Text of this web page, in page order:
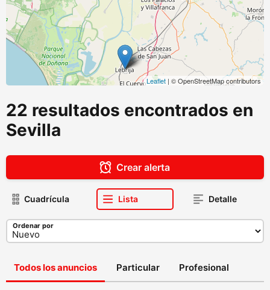
Leaflet | © OpenStreetMap contributors
22 resultados encontrados en
Sevilla
Crear alerta
Cuadrícula Lista Detalle
Ordenar por
Todos los anuncios Particular Profesional